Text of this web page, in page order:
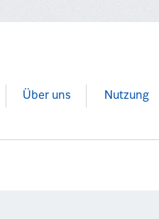
Über uns Nutzung